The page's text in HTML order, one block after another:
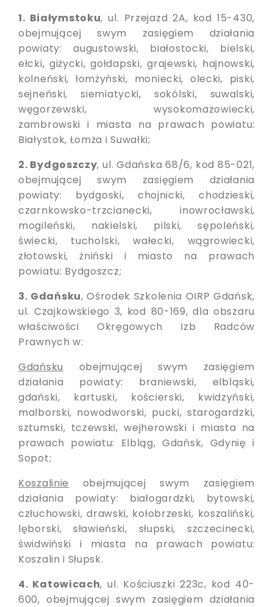
1. Białymstoku, ul. Przejazd 2A, kod 15-430,
obejmującej swym zasięgiem działania
powiaty: augustowski, białostocki, bielski,
ełcki, giżycki, gołdapski, grajewski, hajnowski,
kolneński, łomżyński, moniecki, olecki, piski,
sejneński, siemiatycki, sokólski, suwalski,
węgorzewski, wysokomazowiecki,
zambrowski i miasta na prawach powiatu:
Białystok, Łomża i Suwałki;
2. Bydgoszczy, ul. Gdańska 68/6, kod 85-021,
obejmującej swym zasięgiem działania
powiaty: bydgoski, chojnicki, chodzieski,
czarnkowsko-trzcianecki, inowrocławski,
mogileński, nakielski, pilski, sępoleński,
świecki, tucholski, wałecki, wągrowiecki,
złotowski, żniński i miasto na prawach
powiatu: Bydgoszcz;
3. Gdańsku, Ośrodek Szkolenia OIRP Gdańsk,
ul. Czajkowskiego 3, kod 80-169, dla obszaru
właściwości Okręgowych Izb Radców
Prawnych w:
Gdańsku obejmującej swym zasięgiem
działania powiaty: braniewski, elbląski,
gdański, kartuski, kościerski, kwidzyński,
malborski, nowodworski, pucki, starogardzki,
sztumski, tczewski, wejherowski i miasta na
prawach powiatu: Elbląg, Gdańsk, Gdynię i
Sopot;
Koszalinie obejmującej swym zasięgiem
działania powiaty: białogardzki, bytowski,
człuchowski, drawski, kołobrzeski, koszaliński,
lęborski, sławieński, słupski, szczecinecki,
świdwiński i miasta na prawach powiatu:
Koszalin i Słupsk.
4. Katowicach, ul. Kościuszki 223c, kod 40-
600, obejmującej swym zasięgiem działania